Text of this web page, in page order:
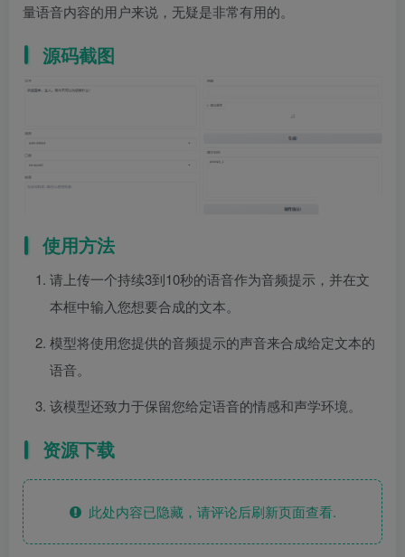
量语音内容的用户来说，无疑是非常有用的。
源码截图
使用方法
请上传一个持续3到10秒的语音作为音频提示，并在文
本框中输入您想要合成的文本。
模型将使用您提供的音频提示的声音来合成给定文本的
语音。
该模型还致力于保留您给定语音的情感和声学环境。
资源下载
此处内容已隐藏，请评论后刷新页面查看.